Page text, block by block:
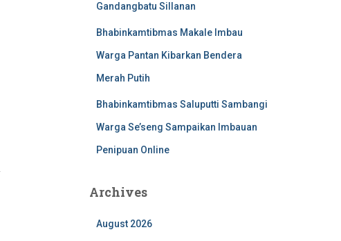
Gandangbatu Sillanan
Bhabinkamtibmas Makale Imbau
Warga Pantan Kibarkan Bendera
Merah Putih
Bhabinkamtibmas Saluputti Sambangi
Warga Se’seng Sampaikan Imbauan
Penipuan Online
Archives
August 2026